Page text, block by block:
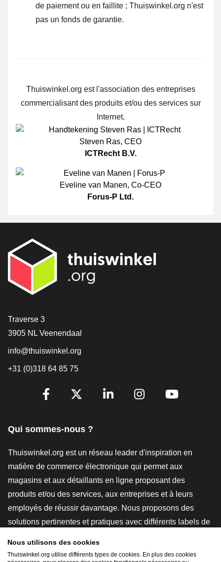
de paiement ou en faillite ; Thuiswinkel.org n'est
pas un fonds de garantie.
Thuiswinkel.org est l'association des entreprises
commercialisant des produits et/ou des services sur
Internet.
Steven Ras, CEO
ICTRecht B.V.
Eveline van Manen, Co-CEO
Forus-P Ltd.
[_General:Contact]
Traverse 3
3905 NL Veenendaal
info@thuiswinkel.org
+31 (0)318 64 85 75
[_General:SocialMediaTitle]
Qui sommes-nous ?
Thuiswinkel.org est un réseau leader d'inspiration en
matière de commerce électronique qui permet aux
magasins et aux détaillants en ligne proposant des
produits et/ou des services, aux entreprises et à leurs
employés de réussir davantage. Nous proposons des
solutions pertinentes et pratiques avec différents labels de
Nous utilisons des cookies
Thuiswinkel.org utilise différents types de cookies. En plus des cookies